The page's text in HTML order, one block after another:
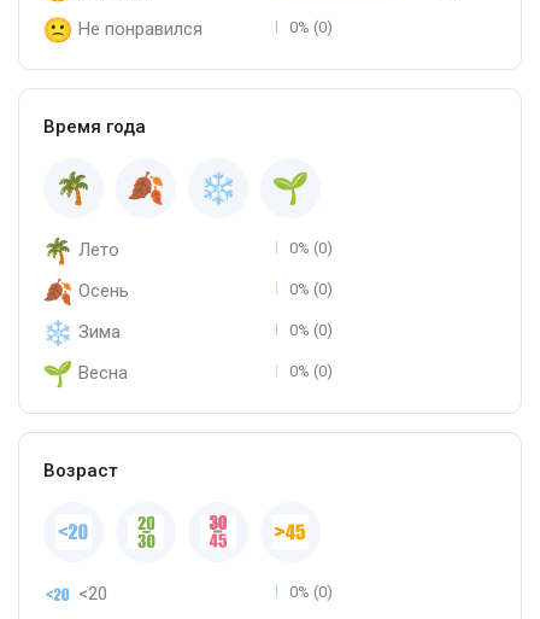
Не понравился 0% (0)
Время года
Лето 0% (0)
Осень 0% (0)
Зима 0% (0)
Весна 0% (0)
Возраст
<20 0% (0)